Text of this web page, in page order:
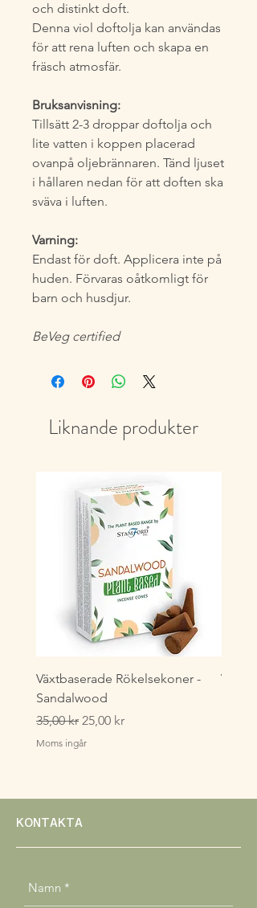
och distinkt doft.
Denna viol doftolja kan användas
för att rena luften och skapa en
fräsch atmosfär.
Bruksanvisning:
Tillsätt 2-3 droppar doftolja och
lite vatten i koppen placerad
ovanpå oljebrännaren. Tänd ljuset
i hållaren nedan för att doften ska
sväva i luften.
Varning:
Endast för doft. Applicera inte på
huden. Förvaras oåtkomligt för
barn och husdjur.
BeVeg certified
Liknande produkter
Växtbaserade Rökelsekoner -
Sandalwood
Ordinarie pris
35,00 kr Reapris
25,00 kr
Moms ingår
KONTAKTA